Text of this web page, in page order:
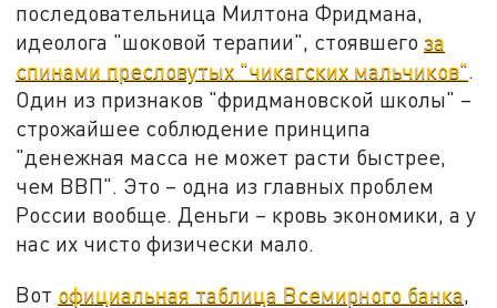
последовательница Милтона Фридмана,
идеолога "шоковой терапии", стоявшегоза
спинами пресловутых "чикагских мальчиков".
Один из признаков "фридмановской школы" –
строжайшее соблюдение принципа
"денежная масса не может расти быстрее,
чем ВВП". Это – одна из главных проблем
России вообще. Деньги – кровь экономики, а у
нас их чисто физически мало.
Вот официальная таблица Всемирного банка,